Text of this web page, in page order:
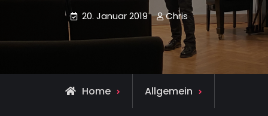
20. Januar 2019 Chris
Home Allgemein